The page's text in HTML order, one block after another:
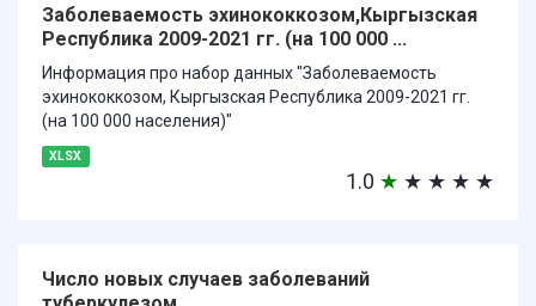
Заболеваемость эхинококкозом,Кыргызская
Республика 2009-2021 гг. (на 100 000 ...
Информация про набор данных "Заболеваемость
эхинококкозом, Кыргызская Республика 2009-2021 гг.
(на 100 000 населения)"
XLSX
1.0 ★ ★ ★ ★ ★
Число новых случаев заболеваний